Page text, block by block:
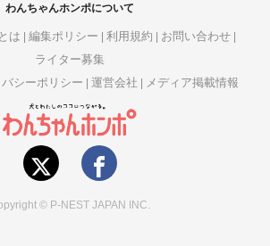
わんちゃんホンポについて
は 編集ポリシー 利用規約
お問い合わせ
ライター募集
シーポリシー 運営会社 メディア掲載情報
© P-NEST JAPAN INC.